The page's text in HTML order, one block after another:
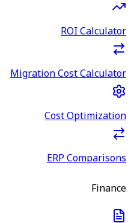
ROI Calculator
Migration Cost Calculator
Cost Optimization
ERP Comparisons
Finance